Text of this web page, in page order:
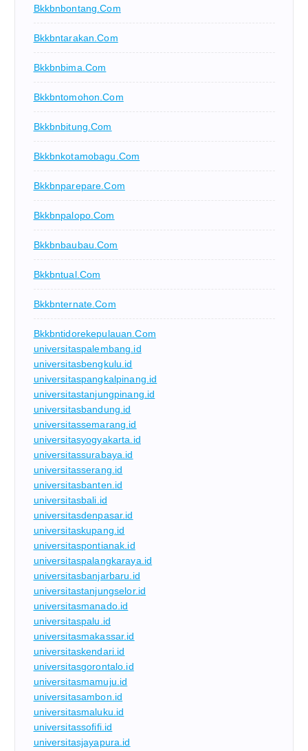
Bkkbnbontang.com
Bkkbntarakan.com
Bkkbnbima.com
Bkkbntomohon.com
Bkkbnbitung.com
Bkkbnkotamobagu.com
Bkkbnparepare.com
Bkkbnpalopo.com
Bkkbnbaubau.com
Bkkbntual.com
Bkkbnternate.com
Bkkbntidorekepulauan.com
universitaspalembang.id
universitasbengkulu.id
universitaspangkalpinang.id
universitastanjungpinang.id
universitasbandung.id
universitassemarang.id
universitasyogyakarta.id
universitassurabaya.id
universitasserang.id
universitasbanten.id
universitasbali.id
universitasdenpasar.id
universitaskupang.id
universitaspontianak.id
universitaspalangkaraya.id
universitasbanjarbaru.id
universitastanjungselor.id
universitasmanado.id
universitaspalu.id
universitasmakassar.id
universitaskendari.id
universitasgorontalo.id
universitasmamuju.id
universitasambon.id
universitasmaluku.id
universitassofifi.id
universitasjayapura.id